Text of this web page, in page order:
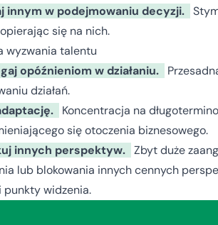
innym w podejmowaniu decyzji.
się na nich.
wyzwania talentu
opóźnieniom w działaniu.
działań.
Koncentracja na
się otoczenia biznesowego.
innych perspektyw. Zbyt duże
lub blokowania innych cennych
punkty widzenia.